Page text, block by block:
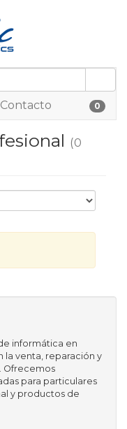
Contacto 0
(0
informática en
la venta, reparación y
Ofrecemos
para particulares
y productos de